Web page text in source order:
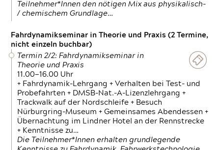
Teilnehmer*Innen den nötigen Mix aus physikalisch-
/ chemischem Grundlage…
Fahrdynamikseminar in Theorie und Praxis (2 Termine,
nicht einzeln buchbar)
Termin 2/2: Fahrdynamikseminar in
Theorie und Praxis
11.00—16.00 Uhr
+ Fahrdynamik-Lehrgang + Verhalten bei Test- und
Probefahrten + DMSB-Nat.-A-Lizenzlehrgang +
Trackwalk auf der Nordschleife + Besuch
Nürburgring-Museum + Gemeinsames Abendessen +
Übernachtung im Lindner Hotel an der Rennstrecke
+ Kenntnisse zu…
Die Teilnehmer*Innen erhalten grundlegende